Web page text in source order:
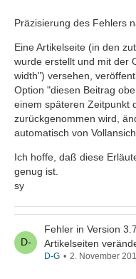
Präzisierung des Fehlers
Eine Artikelseite (in den
wurde erstellt und mit der
width") versehen,
Option "diesen Beitrag
einem späteren Zeitpunkt
zurückgenommen wird,
automatisch von
Ich hoffe, daß diese
genug ist.
sy
Fehler in Version
Artikelseiten
D-G 2. November